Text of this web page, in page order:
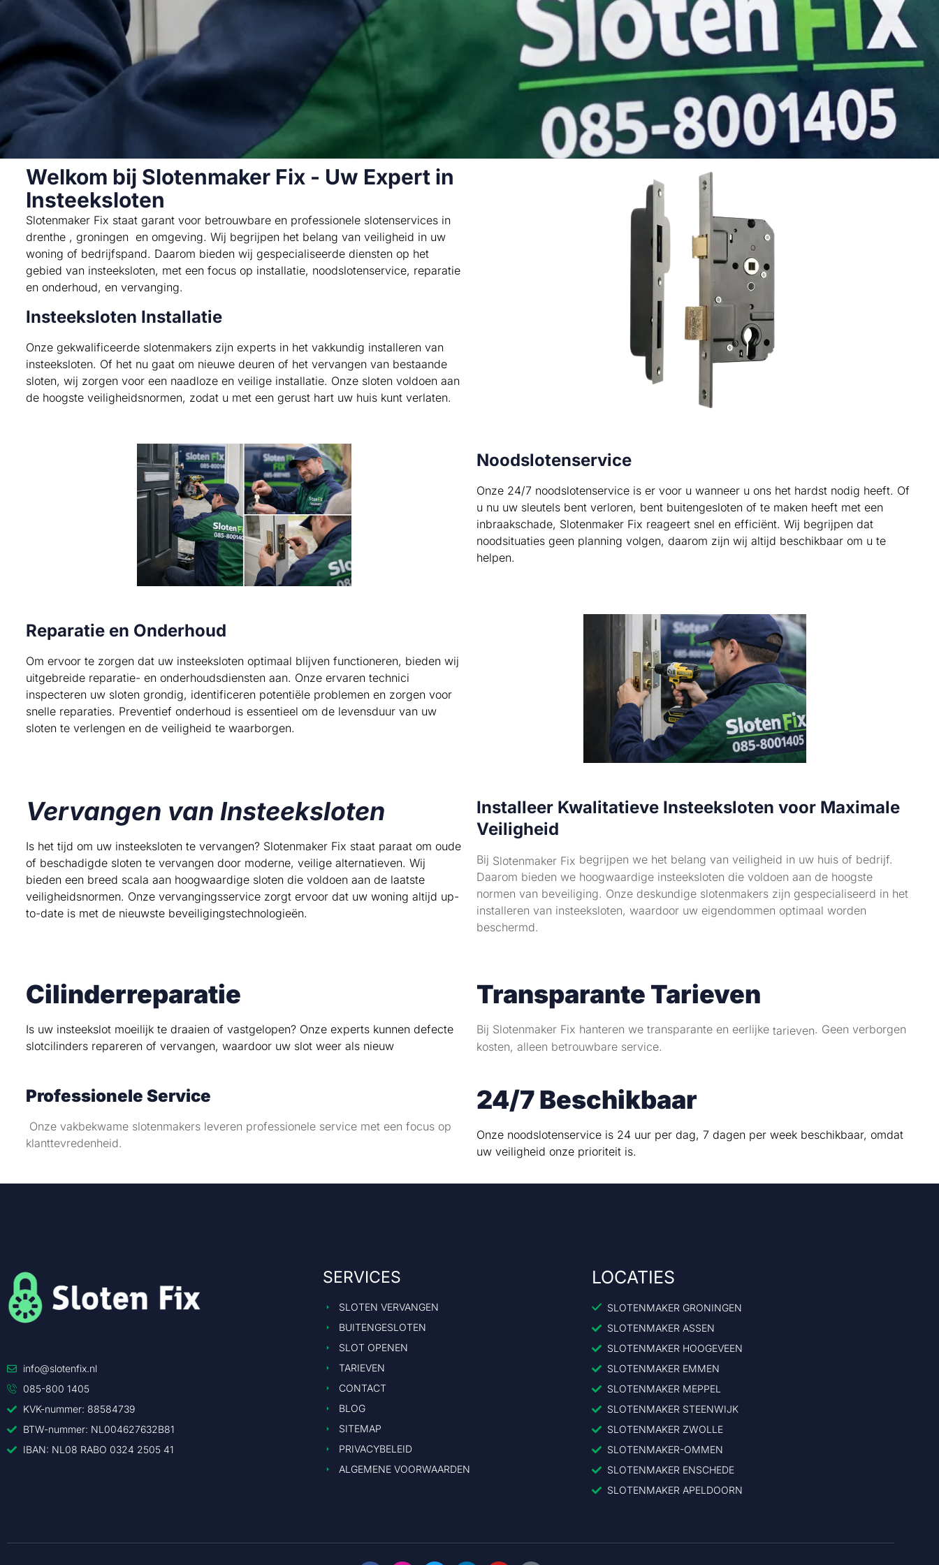
Welkom bij Slotenmaker Fix - Uw Expert in
Insteeksloten
Slotenmaker Fix staat garant voor betrouwbare en professionele slotenservices in
drenthe , groningen en omgeving. Wij begrijpen het belang van veiligheid in uw
woning of bedrijfspand. Daarom bieden wij gespecialiseerde diensten op het
gebied van insteeksloten, met een focus op installatie, noodslotenservice, reparatie
en onderhoud, en vervanging.
Insteeksloten Installatie
Onze gekwalificeerde slotenmakers zijn experts in het vakkundig installeren van
insteeksloten. Of het nu gaat om nieuwe deuren of het vervangen van bestaande
sloten, wij zorgen voor een naadloze en veilige installatie. Onze sloten voldoen aan
de hoogste veiligheidsnormen, zodat u met een gerust hart uw huis kunt verlaten.
Noodslotenservice
Onze 24/7 noodslotenservice is er voor u wanneer u ons het hardst nodig heeft. Of
u nu uw sleutels bent verloren, bent buitengesloten of te maken heeft met een
inbraakschade, Slotenmaker Fix reageert snel en efficiënt. Wij begrijpen dat
noodsituaties geen planning volgen, daarom zijn wij altijd beschikbaar om u te
helpen.
Reparatie en Onderhoud
Om ervoor te zorgen dat uw insteeksloten optimaal blijven functioneren, bieden wij
uitgebreide reparatie- en onderhoudsdiensten aan. Onze ervaren technici
inspecteren uw sloten grondig, identificeren potentiële problemen en zorgen voor
snelle reparaties. Preventief onderhoud is essentieel om de levensduur van uw
sloten te verlengen en de veiligheid te waarborgen.
Vervangen van Insteeksloten
Is het tijd om uw insteeksloten te vervangen? Slotenmaker Fix staat paraat om oude
of beschadigde sloten te vervangen door moderne, veilige alternatieven. Wij
bieden een breed scala aan hoogwaardige sloten die voldoen aan de laatste
veiligheidsnormen. Onze vervangingsservice zorgt ervoor dat uw woning altijd up-
to-date is met de nieuwste beveiligingstechnologieën.
Installeer Kwalitatieve Insteeksloten voor Maximale
Veiligheid
Bij Slotenmaker Fix begrijpen we het belang van veiligheid in uw huis of bedrijf.
Daarom bieden we hoogwaardige insteeksloten die voldoen aan de hoogste
normen van beveiliging. Onze deskundige slotenmakers zijn gespecialiseerd in het
installeren van insteeksloten, waardoor uw eigendommen optimaal worden
beschermd.
Cilinderreparatie
Is uw insteekslot moeilijk te draaien of vastgelopen? Onze experts kunnen defecte
slotcilinders repareren of vervangen, waardoor uw slot weer als nieuw
Transparante Tarieven
Bij Slotenmaker Fix hanteren we transparante en eerlijke tarieven. Geen verborgen
kosten, alleen betrouwbare service.
Professionele Service
Onze vakbekwame slotenmakers leveren professionele service met een focus op
klanttevredenheid.
24/7 Beschikbaar
Onze noodslotenservice is 24 uur per dag, 7 dagen per week beschikbaar, omdat
uw veiligheid onze prioriteit is.
info@slotenfix.nl
085-800 1405
KVK-nummer: 88584739
BTW-nummer: NL004627632B81
IBAN: NL08 RABO 0324 2505 41
SERVICES
SLOTEN VERVANGEN
BUITENGESLOTEN
SLOT OPENEN
TARIEVEN
CONTACT
BLOG
SITEMAP
PRIVACYBELEID
ALGEMENE VOORWAARDEN
LOCATIES
SLOTENMAKER GRONINGEN
SLOTENMAKER ASSEN
SLOTENMAKER HOOGEVEEN
SLOTENMAKER EMMEN
SLOTENMAKER MEPPEL
SLOTENMAKER STEENWIJK
SLOTENMAKER ZWOLLE
SLOTENMAKER-OMMEN
SLOTENMAKER ENSCHEDE
SLOTENMAKER APELDOORN